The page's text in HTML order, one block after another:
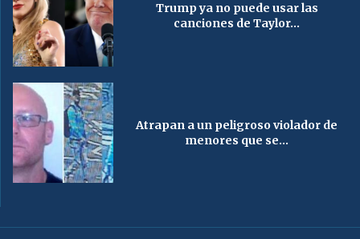
Trump ya no puede usar las
canciones de Taylor...
Atrapan a un peligroso violador de
menores que se...